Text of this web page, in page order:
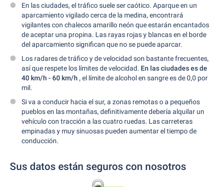
En las ciudades, el tráfico suele ser caótico. Aparque en un
aparcamiento vigilado cerca de la medina, encontrará
vigilantes con chalecos amarillo neón que estarán encantados
de aceptar una propina. Las rayas rojas y blancas en el borde
del aparcamiento significan que no se puede aparcar.
Los radares de tráfico y de velocidad son bastante frecuentes,
así que respete los límites de velocidad. En las ciudades es de
40 km/h - 60 km/h , el límite de alcohol en sangre es de 0,0 por
mil.
Si va a conducir hacia el sur, a zonas remotas o a pequeños
pueblos en las montañas, definitivamente debería alquilar un
vehículo con tracción a las cuatro ruedas. Las carreteras
empinadas y muy sinuosas pueden aumentar el tiempo de
conducción.
Sus datos están seguros con nosotros